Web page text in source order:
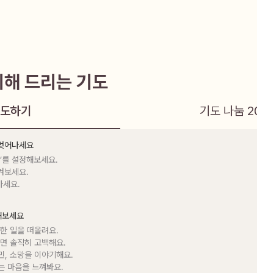
드리는 기도
하기 기도 나눔
어나세요
설정해보세요.
보세요.
세요.
세요
일을 떠올려요.
솔직히 고백해요.
소망을 이야기해요.
마음을 느껴봐요.